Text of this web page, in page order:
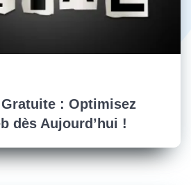
: Optimisez
dès Aujourd’hui !